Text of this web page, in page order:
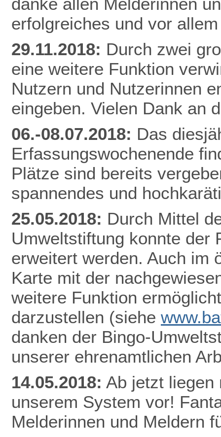
erfolgreiches und vor
29.11.2018: Durch zwei
eine weitere Funktion
Nutzern und Nutzerinnen
eingeben. Vielen Dank an
06.-08.07.2018: Das
Erfassungswochenende
Plätze sind bereits
spannendes und
25.05.2018: Durch Mittel
Umweltstiftung konnte der
erweitert werden. Auch im
Karte mit der
weitere Funktion
darzustellen (siehe
danken der Bingo-
unserer ehrenamtlichen
14.05.2018: Ab jetzt liegen
unserem System vor!
Melderinnen und Meldern